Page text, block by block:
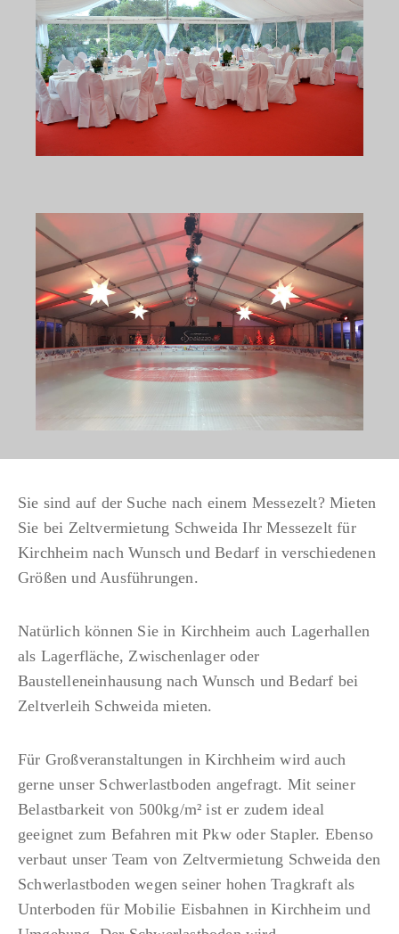
Sie sind auf der Suche nach einem Messezelt? Mieten
Sie bei Zeltvermietung Schweida Ihr Messezelt für
Kirchheim nach Wunsch und Bedarf in verschiedenen
Größen und Ausführungen.
Natürlich können Sie in Kirchheim auch Lagerhallen
als Lagerfläche, Zwischenlager oder
Baustelleneinhausung nach Wunsch und Bedarf bei
Zeltverleih Schweida mieten.
Für Großveranstaltungen in Kirchheim wird auch
gerne unser Schwerlastboden angefragt. Mit seiner
Belastbarkeit von 500kg/m² ist er zudem ideal
geeignet zum Befahren mit Pkw oder Stapler. Ebenso
verbaut unser Team von Zeltvermietung Schweida den
Schwerlastboden wegen seiner hohen Tragkraft als
Unterboden für Mobilie Eisbahnen in Kirchheim und